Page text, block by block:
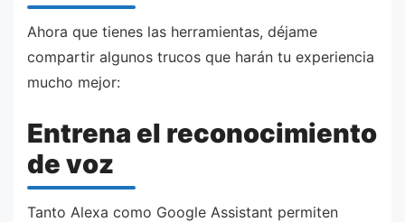
Ahora que tienes las herramientas, déjame
compartir algunos trucos que harán tu experiencia
mucho mejor:
Entrena el reconocimiento
de voz
Tanto Alexa como Google Assistant permiten